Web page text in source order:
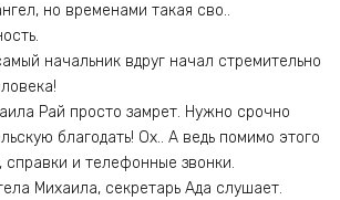
но временами такая сво..
начальник вдруг начал стремительно
Рай просто замрет. Нужно срочно
благодать! Ох.. А ведь помимо этого
и телефонные звонки.
Михаила, секретарь Ада слушает.